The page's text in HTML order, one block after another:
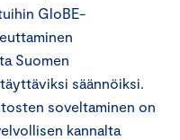
GloBE-
Suomen
säännöiksi.
soveltaminen on
kannalta